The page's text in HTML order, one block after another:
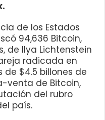
de los Estados
94,636 Bitcoin,
de Ilya Lichtenstein
radicada en
de $4.5 billones de
venta de Bitcoin,
del rubro
país.